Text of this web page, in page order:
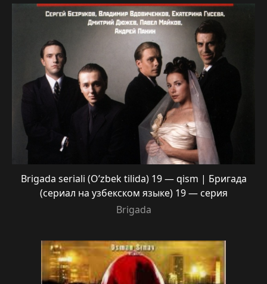
Brigada seriali (O’zbek tilida) 19 — qism | Бригада
(сериал на узбекском языке) 19 — серия
Brigada